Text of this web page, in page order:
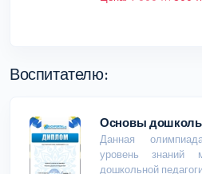
Воспитателю:
Основы
Данная
уровень знаний
дошкольной